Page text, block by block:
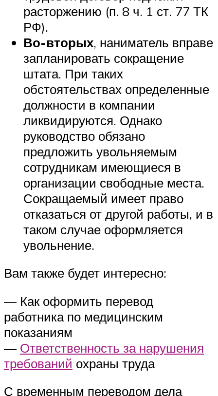
расторжению (п. 8 ч. 1 ст. 77 ТК
РФ).
Во-вторых, наниматель вправе
запланировать сокращение
штата. При таких
обстоятельствах определенные
должности в компании
ликвидируются. Однако
руководство обязано
предложить увольняемым
сотрудникам имеющиеся в
организации свободные места.
Сокращаемый имеет право
отказаться от другой работы, и в
таком случае оформляется
увольнение.
Вам также будет интересно:
— Как оформить перевод
работника по медицинским
показаниям
— Ответственность за нарушения
требований охраны труда
С временным переводом дела